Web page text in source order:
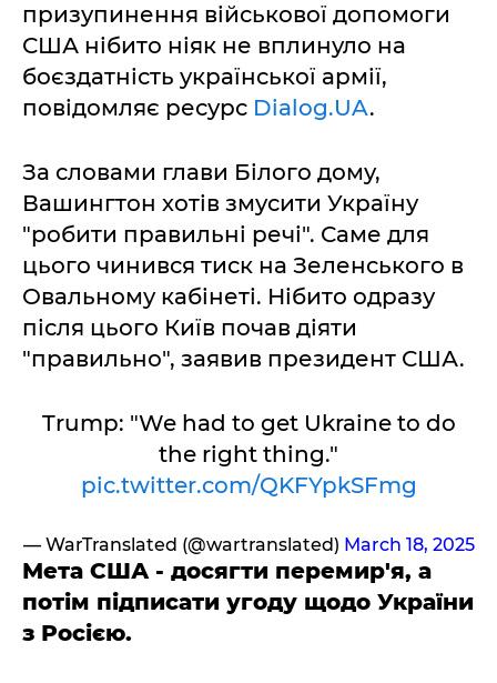
призупинення військової допомоги
США нібито ніяк не вплинуло на
боєздатність української армії,
повідомляє ресурс Dialog.UA.
За словами глави Білого дому,
Вашингтон хотів змусити Україну
"робити правильні речі". Саме для
цього чинився тиск на Зеленського в
Овальному кабінеті. Нібито одразу
після цього Київ почав діяти
"правильно", заявив президент США.
Trump: "We had to get Ukraine to do
the right thing."
pic.twitter.com/QKFYpkSFmg
— WarTranslated (@wartranslated) March 18, 2025
Мета США - досягти перемир'я, а
потім підписати угоду щодо України
з Росією.